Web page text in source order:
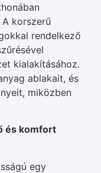
korszerű
rendelkező
kialakításához.
ablakait, és
miközben
és komfort
egy